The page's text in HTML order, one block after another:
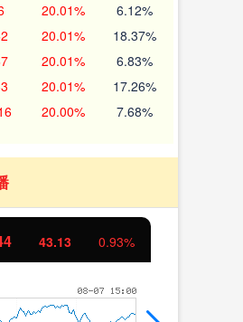
20.01% 6.12%
20.01% 18.37%
20.01% 6.83%
20.01% 17.26%
20.00% 7.68%
11.37 1.01%